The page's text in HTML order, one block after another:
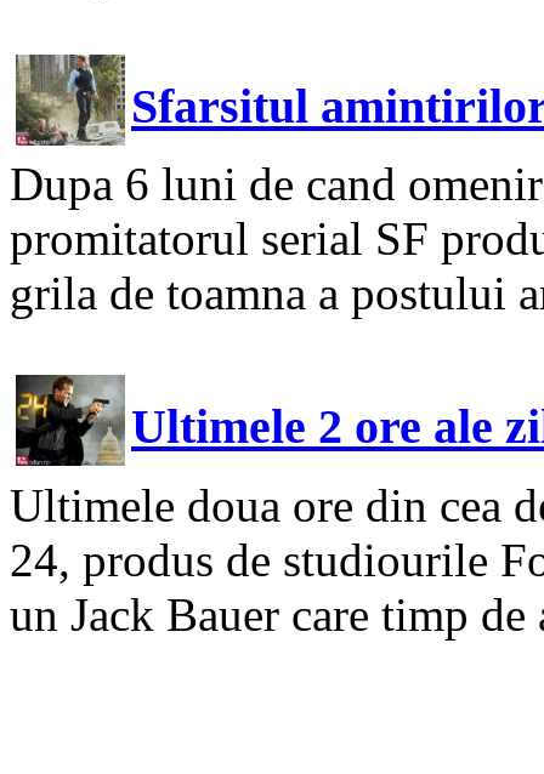
Sfarsitul
Dupa 6 luni de cand
promitatorul serial SF
grila de toamna a postului
Ultimele 2 ore ale
Ultimele doua ore din cea
24, produs de studiourile
un Jack Bauer care timp de